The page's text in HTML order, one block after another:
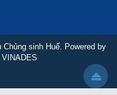
sinh Huế. Powered by
VINADES